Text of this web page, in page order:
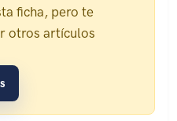
ficha, pero te
otros artículos